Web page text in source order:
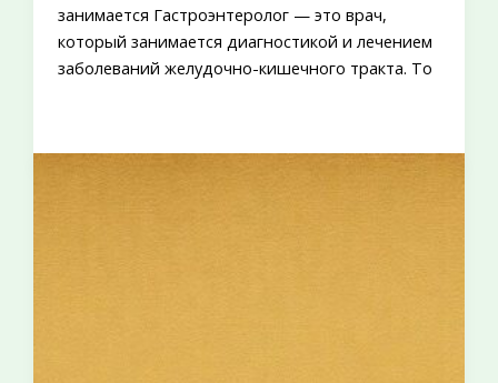
занимается Гастроэнтеролог — это врач,
который занимается диагностикой и лечением
заболеваний желудочно-кишечного тракта. То